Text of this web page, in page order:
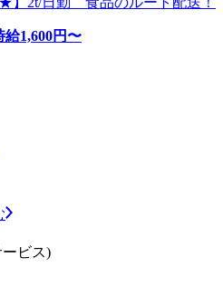
給1,600円〜
ビス)